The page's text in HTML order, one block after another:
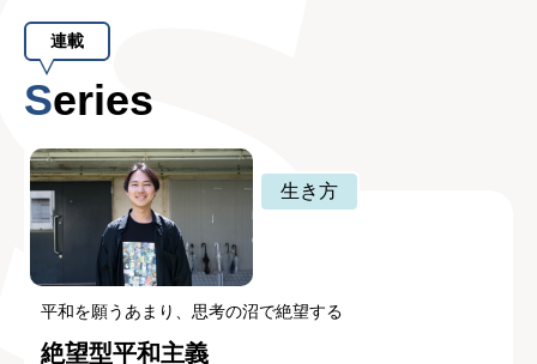
連載
Series
生き方
平和を願うあまり、思考の沼で絶望する
絶望型平和主義